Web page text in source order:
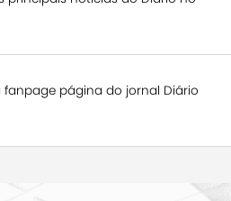
fanpage página do jornal Diário